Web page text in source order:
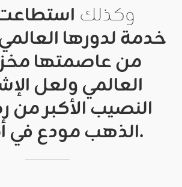
وكذلك استطاعت
خدمة لدورها
من عاصمتها
العالمي ولعل
النصيب الأكبر من
الذهب مودع في أقبية لندن.